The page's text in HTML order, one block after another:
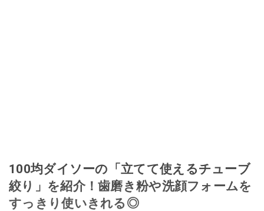
100均ダイソーの「立てて使えるチューブ
絞り」を紹介！歯磨き粉や洗顔フォームを
すっきり使いきれる◎